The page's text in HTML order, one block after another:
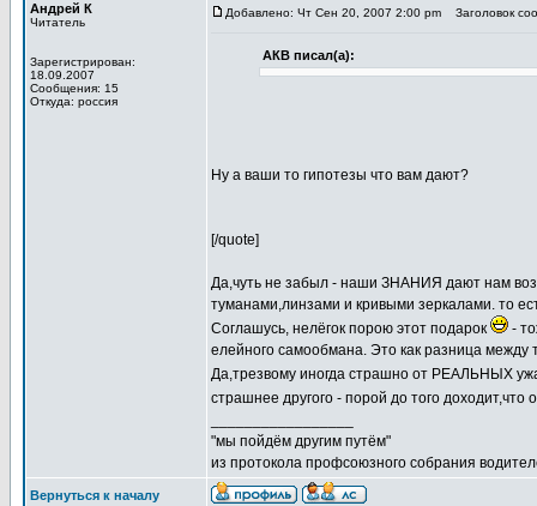
Андрей К
Читатель
Зарегистрирован:
18.09.2007
Сообщения: 15
Откуда: россия
Добавлено: Чт Сен 20, 2007 2:00 pm Заголовок
АКВ писал(а):
Ну а ваши то гипотезы что вам дают?
[/quote]
Да,чуть не забыл - наши ЗНАНИЯ дают нам
туманами,линзами и кривыми зеркалами. то
Соглашусь, нелёгок порою этот подарок
-
елейного самообмана. Это как разница
Да,трезвому иногда страшно от РЕАЛЬНЫХ
страшнее другого - порой до того
"мы пойдём другим путём"
из протокола профсоюзного собрания
Вернуться к началу